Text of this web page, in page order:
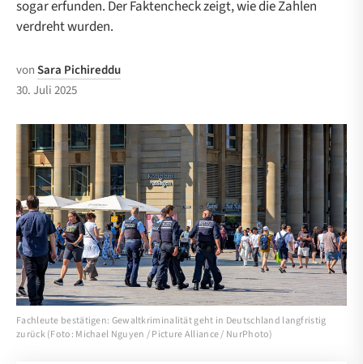
sogar erfunden. Der Faktencheck zeigt, wie die Zahlen
verdreht wurden.
vonSara Pichireddu
30. Juli 2025
Fachleute bestätigen: Gewaltkriminalität geht in Deutschland langfristig
zurück (Foto: Michael Nguyen / Picture Alliance / NurPhoto)